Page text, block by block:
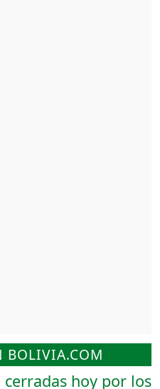
BOLIVIA.COM